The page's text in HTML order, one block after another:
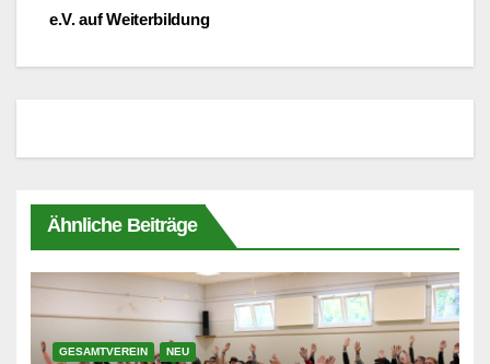
e.V. auf Weiterbildung
Ähnliche Beiträge
GESAMTVEREIN NEU